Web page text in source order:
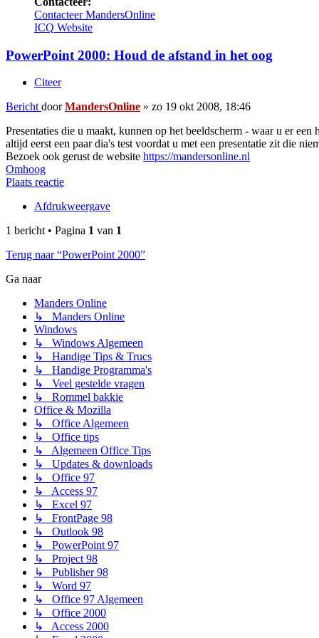
Contacteer MandersOnline
ICQ Website
PowerPoint 2000: Houd de afstand in het oog
Citeer
Bericht doorMandersOnline » zo 19 okt 2008, 18:46
Presentaties die u maakt, kunnen op het beeldscherm - waar u er
altijd eerst een paar dia's test voordat u met een presentatie zit die
Bezoek ook gerust de website https://mandersonline.nl
Omhoog
Plaats reactie
Afdrukweergave
1 bericht • Pagina 1 van 1
Terug naar “PowerPoint 2000”
Ga naar
Manders Online
↳ Manders Online
Windows
↳ Windows Algemeen
↳ Handige Tips & Trucs
↳ Handige Programma's
↳ Veel gestelde vragen
↳ Rommel bakkie
Office & Mozilla
↳ Office Algemeen
↳ Office tips
↳ Algemeen Office Tips
↳ Updates & downloads
↳ Office 97
↳ Access 97
↳ Excel 97
↳ FrontPage 98
↳ Outlook 98
↳ PowerPoint 97
↳ Project 98
↳ Publisher 98
↳ Word 97
↳ Office 97 Algemeen
↳ Office 2000
↳ Access 2000